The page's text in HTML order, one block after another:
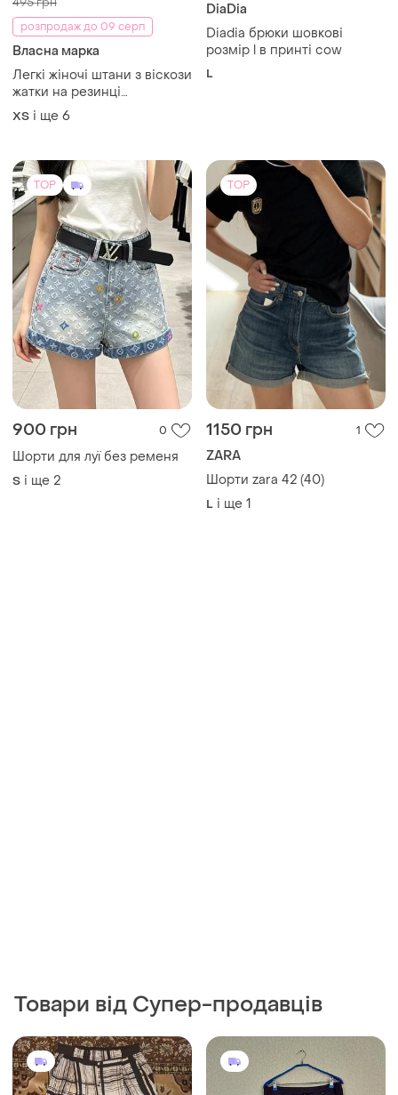
розпродаж до 09 серп
Власна марка
Легкі жіночі штани з віскози
жатки на резинці
помаранчевий
ХS і ще 6
DiaDia
Diadia брюки шовкові
розмір l в принті cow
L
TOP
900 грн 0
Шорти для луї без ременя
S і ще 2
TOP
1150 грн 1
ZARA
Шорти zara 42 (40)
L і ще 1
Товари від Супер-продавців